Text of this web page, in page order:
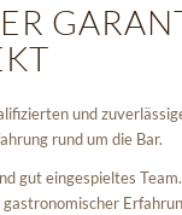
und
rund um die Bar.
gut eingespieltes